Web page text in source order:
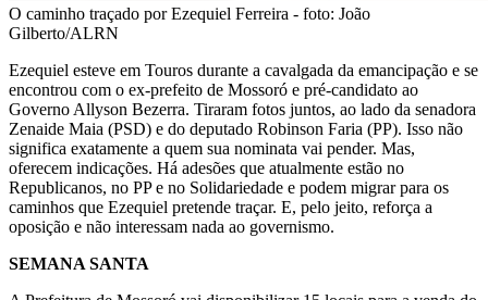
O caminho traçado por Ezequiel Ferreira - foto: João
Gilberto/ALRN
Ezequiel esteve em Touros durante a cavalgada da emancipação e se
encontrou com o ex-prefeito de Mossoró e pré-candidato ao
Governo Allyson Bezerra. Tiraram fotos juntos, ao lado da senadora
Zenaide Maia (PSD) e do deputado Robinson Faria (PP). Isso não
significa exatamente a quem sua nominata vai pender. Mas,
oferecem indicações. Há adesões que atualmente estão no
Republicanos, no PP e no Solidariedade e podem migrar para os
caminhos que Ezequiel pretende traçar. E, pelo jeito, reforça a
oposição e não interessam nada ao governismo.
SEMANA SANTA